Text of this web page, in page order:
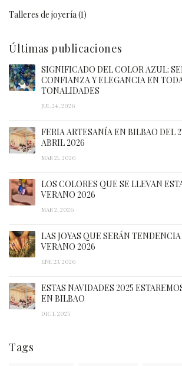
Talleres de joyería(1)
Últimas publicaciones
SIGNIFICADO DEL COLOR AZUL:
CONFIANZA Y ELEGANCIA EN
TONALIDADES
JUL 24, 2026
FERIA ARTESANÍA EN BILBAO DEL
ABRIL 2026
MAR 21, 2026
LOS COLORES QUE SE LLEVAN
VERANO 2026
MAR 2, 2026
LAS JOYAS QUE SERÁN
VERANO 2026
ENE 23, 2026
ESTAS NAVIDADES 2025
EN BILBAO
DIC 1, 2025
Tags